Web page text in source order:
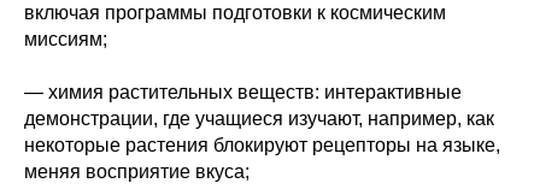
включая программы подготовки к космическим
миссиям;
— химия растительных веществ: интерактивные
демонстрации, где учащиеся изучают, например, как
некоторые растения блокируют рецепторы на языке,
меняя восприятие вкуса;